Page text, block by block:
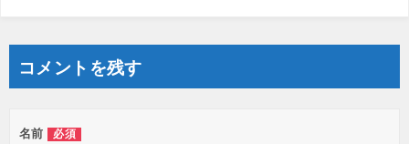
コメントを残す
名前 必須